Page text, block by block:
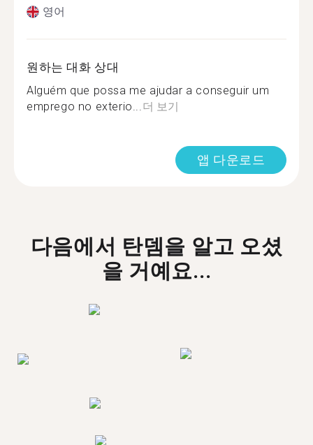
영어
원하는 대화 상대
Alguém que possa me ajudar a conseguir um
emprego no exterio...더 보기
앱 다운로드
다음에서 탄뎀을 알고 오셨
을 거예요...